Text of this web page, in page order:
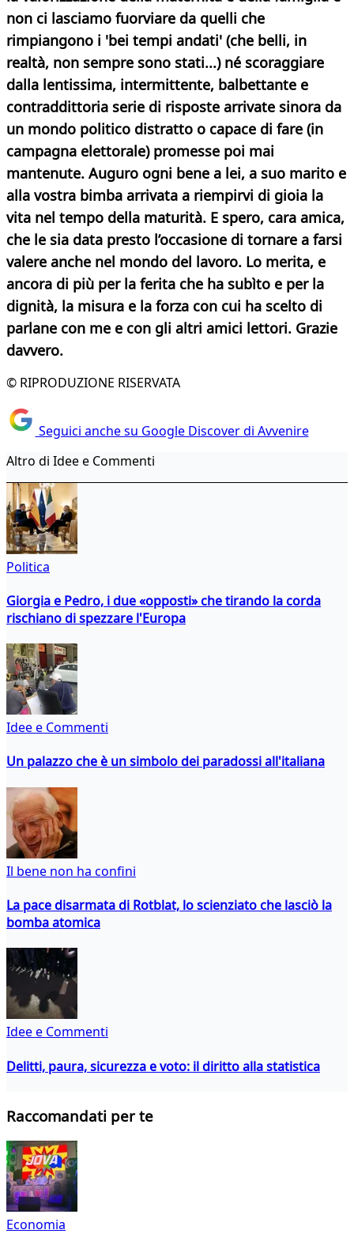
non ci lasciamo fuorviare da quelli che
rimpiangono i 'bei tempi andati' (che belli, in
realtà, non sempre sono stati...) né scoraggiare
dalla lentissima, intermittente, balbettante e
contraddittoria serie di risposte arrivate sinora da
un mondo politico distratto o capace di fare (in
campagna elettorale) promesse poi mai
mantenute. Auguro ogni bene a lei, a suo marito e
alla vostra bimba arrivata a riempirvi di gioia la
vita nel tempo della maturità. E spero, cara amica,
che le sia data presto l’occasione di tornare a farsi
valere anche nel mondo del lavoro. Lo merita, e
ancora di più per la ferita che ha subìto e per la
dignità, la misura e la forza con cui ha scelto di
parlane con me e con gli altri amici lettori. Grazie
davvero.
© RIPRODUZIONE RISERVATA
Seguici anche su Google Discover di Avvenire
Altro di Idee e Commenti
Politica
Giorgia e Pedro, i due «opposti» che tirando la corda
rischiano di spezzare l'Europa
Idee e Commenti
Un palazzo che è un simbolo dei paradossi all'italiana
Il bene non ha confini
La pace disarmata di Rotblat, lo scienziato che lasciò la
bomba atomica
Idee e Commenti
Delitti, paura, sicurezza e voto: il diritto alla statistica
Raccomandati per te
Economia